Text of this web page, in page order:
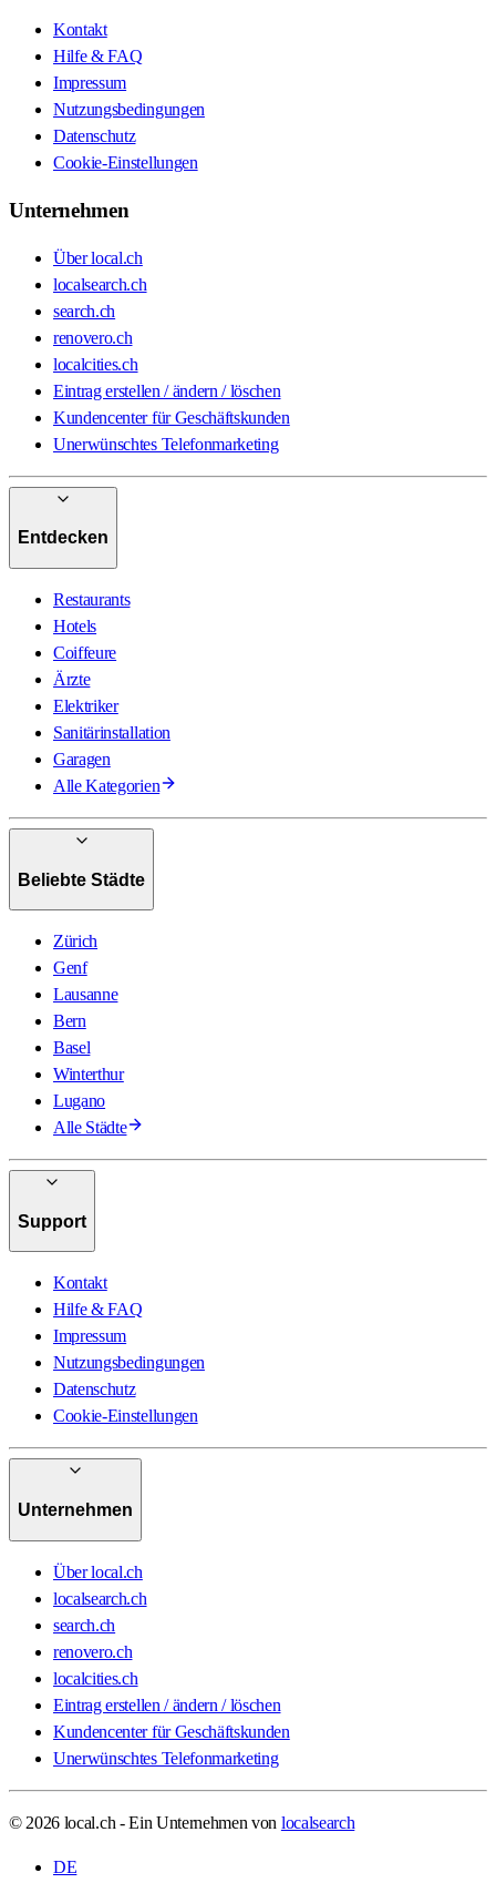
Kontakt
Hilfe & FAQ
Impressum
Nutzungsbedingungen
Datenschutz
Cookie-Einstellungen
Unternehmen
Über local.ch
localsearch.ch
search.ch
renovero.ch
localcities.ch
Eintrag erstellen / ändern / löschen
Kundencenter für Geschäftskunden
Unerwünschtes Telefonmarketing
Entdecken
Restaurants
Hotels
Coiffeure
Ärzte
Elektriker
Sanitärinstallation
Garagen
Alle Kategorien
Beliebte Städte
Zürich
Genf
Lausanne
Bern
Basel
Winterthur
Lugano
Alle Städte
Support
Kontakt
Hilfe & FAQ
Impressum
Nutzungsbedingungen
Datenschutz
Cookie-Einstellungen
Unternehmen
Über local.ch
localsearch.ch
search.ch
renovero.ch
localcities.ch
Eintrag erstellen / ändern / löschen
Kundencenter für Geschäftskunden
Unerwünschtes Telefonmarketing
© 2026 local.ch - Ein Unternehmen von localsearch
DE